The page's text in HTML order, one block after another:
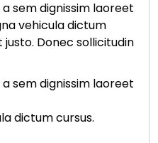
sem dignissim laoreet
vehicula dictum
Donec sollicitudin
sem dignissim laoreet
dictum cursus.